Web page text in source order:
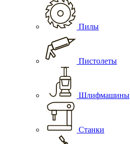
Пилы
Пистолеты
Шлифмашины
Станки